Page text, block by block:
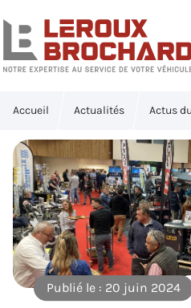
Accueil Actualités Actus
Publié le : 20 juin 2024